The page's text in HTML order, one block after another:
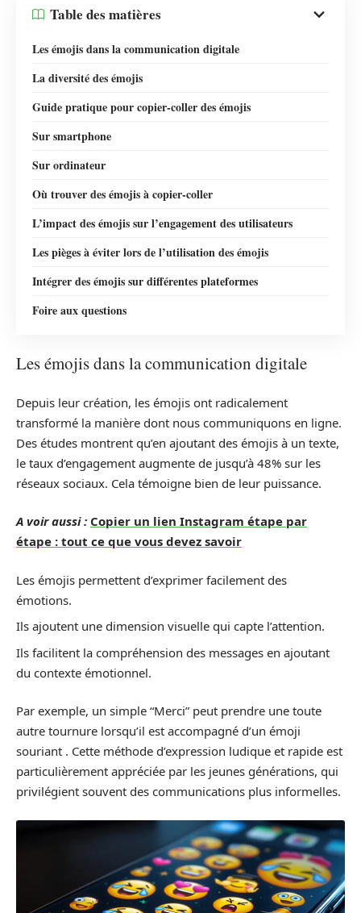
Table des matières
Les émojis dans la communication digitale
La diversité des émojis
Guide pratique pour copier-coller des émojis
Sur smartphone
Sur ordinateur
Où trouver des émojis à copier-coller
L’impact des émojis sur l’engagement des utilisateurs
Les pièges à éviter lors de l’utilisation des émojis
Intégrer des émojis sur différentes plateformes
Foire aux questions
Les émojis dans la communication digitale
Depuis leur création, les émojis ont radicalement
transformé la manière dont nous communiquons en ligne.
Des études montrent qu’en ajoutant des émojis à un texte,
le taux d’engagement augmente de jusqu’à 48% sur les
réseaux sociaux. Cela témoigne bien de leur puissance.
A voir aussi : Copier un lien Instagram étape par
étape : tout ce que vous devez savoir
Les émojis permettent d’exprimer facilement des
émotions.
Ils ajoutent une dimension visuelle qui capte l’attention.
Ils facilitent la compréhension des messages en ajoutant
du contexte émotionnel.
Par exemple, un simple “Merci” peut prendre une toute
autre tournure lorsqu’il est accompagné d’un émoji
souriant . Cette méthode d’expression ludique et rapide est
particulièrement appréciée par les jeunes générations, qui
privilégient souvent des communications plus informelles.